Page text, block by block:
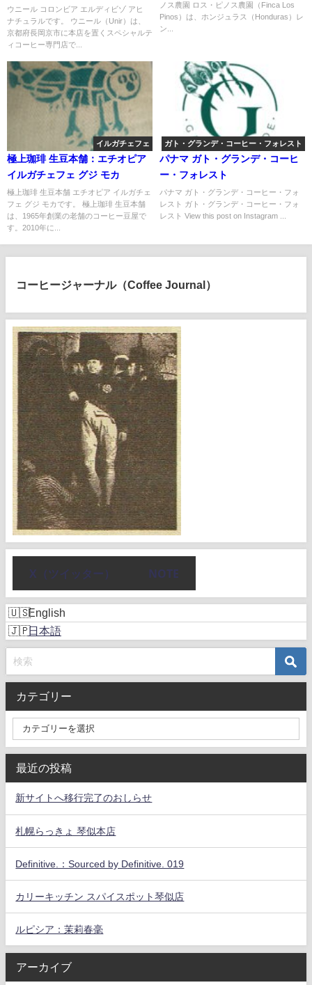
ウニール コロンビア エルディビゾ アヒ
ナチュラルです。 ウニール（Unir）は、
京都府長岡京市に本店を置くスペシャルテ
ィコーヒー専門店で...
ノス農園 ロス・ピノス農園（Finca Los
Pinos）は、ホンジュラス（Honduras）レ
ン...
イルガチェフェ
極上珈琲 生豆本舗：エチオピア
イルガチェフェ グジ モカ
極上珈琲 生豆本舗 エチオピア イルガチェ
フェ グジ モカです。 極上珈琲 生豆本舗
は、1965年創業の老舗のコーヒー豆屋で
す。2010年に...
ガト・グランデ・コーヒー・フォレスト
パナマ ガト・グランデ・コーヒ
ー・フォレスト
パナマ ガト・グランデ・コーヒー・フォ
レスト ガト・グランデ・コーヒー・フォ
レスト View this post on Instagram ...
コーヒージャーナル（Coffee Journal）
X（ツイッター） NOTE
English
日本語
カテゴリー
最近の投稿
新サイトへ移行完了のおしらせ
札幌らっきょ 琴似本店
Definitive.：Sourced by Definitive. 019
カリーキッチン スパイスポット琴似店
ルピシア：茉莉春毫
アーカイブ